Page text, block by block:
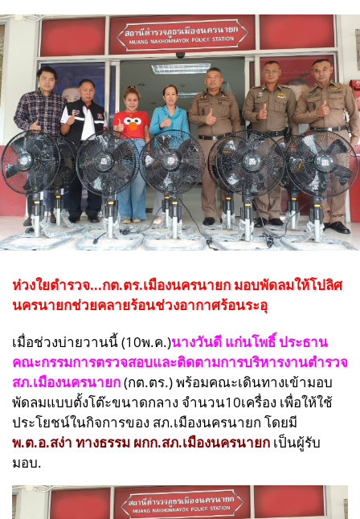
ห่วงใยตำรวจ...กต.ตร.เมืองนครนายก มอบพัดลมให้โปลิศ
นครนายกช่วยคลายร้อนช่วงอากาศร้อนระอุ
เมื่อช่วงบ่ายวานนี้ (10พ.ค.)นางวันดี แก่นโพธิ์ ประธาน
คณะกรรมการตรวจสอบและติดตามการบริหารงานตำรวจ
สภ.เมืองนครนายก(กต.ตร.)พร้อมคณะเดินทางเข้ามอบ
พัดลมแบบตั้งโต๊ะขนาดกลาง จำนวน10เครื่อง เพื่อให้ใช้
ประโยชน์ในกิจการของ สภ.เมืองนครนายก โดยมี
พ.ต.อ.สง่า ทางธรรม ผกก.สภ.เมืองนครนายก เป็นผู้รับ
มอบ.